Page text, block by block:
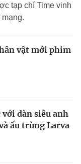
tạp chí Time vinh
vật mới phim
dàn siêu anh
ấu trùng Larva